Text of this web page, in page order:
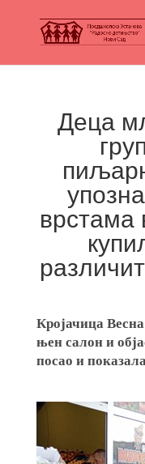
Деца
врстама
Кројачица
њен салон и
посао и